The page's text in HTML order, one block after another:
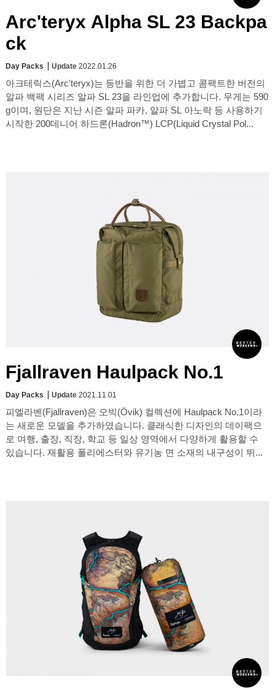
Arc'teryx Alpha SL 23 Backpa
ck
Day Packs Update 2022.01.26
아크테릭스(Arc'teryx)는 등반을 위한 더 가볍고 콤팩트한 버전의
알파 백팩 시리즈 알파 SL 23을 라인업에 추가합니다. 무게는 590
g이며, 원단은 지난 시즌 알파 파카, 알파 SL 아노락 등 사용하기
시작한 200데니어 하드론(Hadron™) LCP(Liquid Crystal Pol...
Fjallraven Haulpack No.1
Day Packs Update 2021.11.01
피엘라벤(Fjallraven)은 오빅(Övik) 컬렉션에 Haulpack No.1이라
는 새로운 모델을 추가하였습니다. 클래식한 디자인의 데이팩으
로 여행, 출장, 직장, 학교 등 일상 영역에서 다양하게 활용할 수
있습니다. 재활용 폴리에스터와 유기농 면 소재의 내구성이 뛰...